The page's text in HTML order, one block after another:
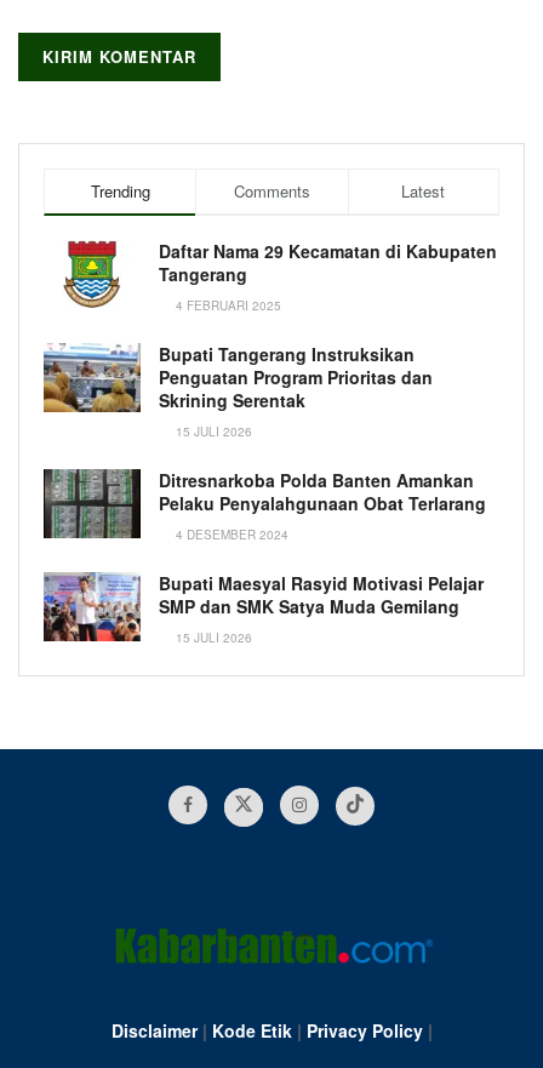
Trending Comments Latest
Daftar Nama 29 Kecamatan di Kabupaten
Tangerang
4 FEBRUARI 2025
Bupati Tangerang Instruksikan
Penguatan Program Prioritas dan
Skrining Serentak
15 JULI 2026
Ditresnarkoba Polda Banten Amankan
Pelaku Penyalahgunaan Obat Terlarang
4 DESEMBER 2024
Bupati Maesyal Rasyid Motivasi Pelajar
SMP dan SMK Satya Muda Gemilang
15 JULI 2026
Disclaimer| Kode Etik| Privacy Policy|